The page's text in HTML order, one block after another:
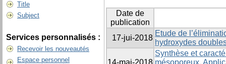
Title
Subject
Services personnalisés :
Recevoir les nouveautés
Espace personnel
Date de
publication
17-jui-2018
Etude de
hydroxydes
Synthèse et